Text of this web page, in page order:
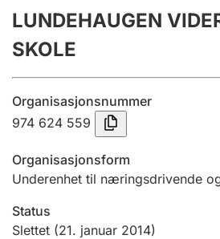
Årsregnskap
Innsending og forsinkelsesgebyr
Betaling og jegeravgiftskort
LUNDEHAUGEN
SKOLE
Organisasjonsnummer
974 624 559
Organisasjonsform
Underenhet til næringsdrivende
Status
Slettet (21. januar 2014)